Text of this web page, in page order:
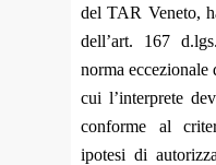
del TAR Veneto,
dell’art. 167
norma eccezionale
cui l’interprete
conforme al
ipotesi di